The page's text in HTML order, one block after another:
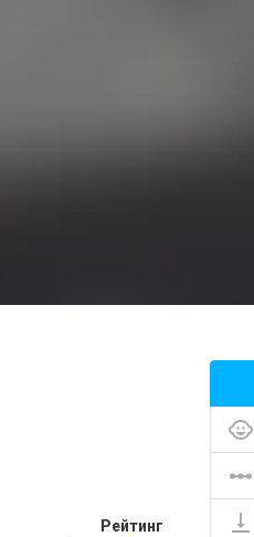
child_care
linear_scale
vertical_align_bottom
Рейтинг